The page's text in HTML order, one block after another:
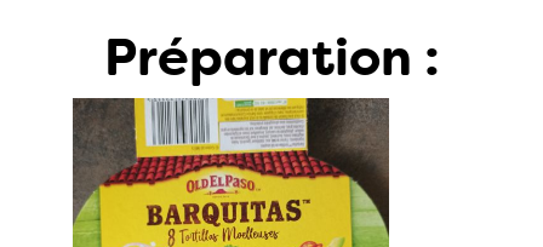
Préparation :